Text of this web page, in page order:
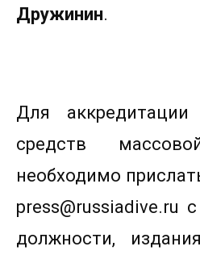
Дружинин.
Для аккредитации
средств
необходимо
press@russiadive.ru
должности,